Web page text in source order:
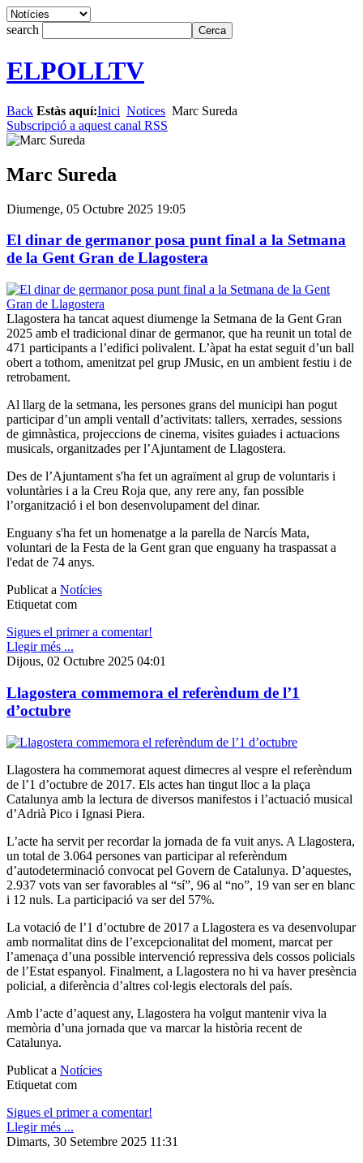
search
ELPOLLTV
Back Estàs aquí:Inici Notices Marc Sureda
Subscripció a aquest canal RSS
Marc Sureda
Diumenge, 05 Octubre 2025 19:05
El dinar de germanor posa punt final a la Setmana
de la Gent Gran de Llagostera
Llagostera ha tancat aquest diumenge la Setmana de la Gent Gran
2025 amb el tradicional dinar de germanor, que ha reunit un total de
471 participants a l’edifici polivalent. L’àpat ha estat seguit d’un ball
obert a tothom, amenitzat pel grup JMusic, en un ambient festiu i de
retrobament.
Al llarg de la setmana, les persones grans del municipi han pogut
participar d’un ampli ventall d’activitats: tallers, xerrades, sessions
de gimnàstica, projeccions de cinema, visites guiades i actuacions
musicals, organitzades per l’Ajuntament de Llagostera.
Des de l’Ajuntament s'ha fet un agraïment al grup de voluntaris i
voluntàries i a la Creu Roja que, any rere any, fan possible
l’organització i el bon desenvolupament del dinar.
Enguany s'ha fet un homenatge a la parella de Narcís Mata,
voluntari de la Festa de la Gent gran que enguany ha traspassat a
l'edat de 74 anys.
Publicat a Notícies
Etiquetat com
Sigues el primer a comentar!
Llegir més ...
Dijous, 02 Octubre 2025 04:01
Llagostera commemora el referèndum de l’1
d’octubre
Llagostera ha commemorat aquest dimecres al vespre el referèndum
de l’1 d’octubre de 2017. Els actes han tingut lloc a la plaça
Catalunya amb la lectura de diversos manifestos i l’actuació musical
d’Adrià Pico i Ignasi Piera.
L’acte ha servit per recordar la jornada de fa vuit anys. A Llagostera,
un total de 3.064 persones van participar al referèndum
d’autodeterminació convocat pel Govern de Catalunya. D’aquestes,
2.937 vots van ser favorables al “sí”, 96 al “no”, 19 van ser en blanc
i 12 nuls. La participació va ser del 57%.
La votació de l’1 d’octubre de 2017 a Llagostera es va desenvolupar
amb normalitat dins de l’excepcionalitat del moment, marcat per
l’amenaça d’una possible intervenció repressiva dels cossos policials
de l’Estat espanyol. Finalment, a Llagostera no hi va haver presència
policial, a diferència d’altres col·legis electorals del país.
Amb l’acte d’aquest any, Llagostera ha volgut mantenir viva la
memòria d’una jornada que va marcar la història recent de
Catalunya.
Publicat a Notícies
Etiquetat com
Sigues el primer a comentar!
Llegir més ...
Dimarts, 30 Setembre 2025 11:31